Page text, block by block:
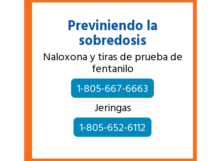
Previniendo la
sobredosis
Naloxona y tiras de prueba de
fentanilo
1-805-667-6663
Jeringas
1-805-652-6112